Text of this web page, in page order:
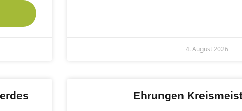
4. August 2026
Ehrungen